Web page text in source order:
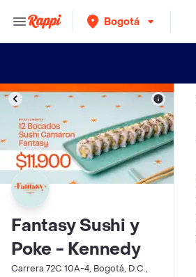
Bogotá
Fantasy Sushi y
Poke - Kennedy
Carrera 72C 10A-4, Bogotá, D.C.,